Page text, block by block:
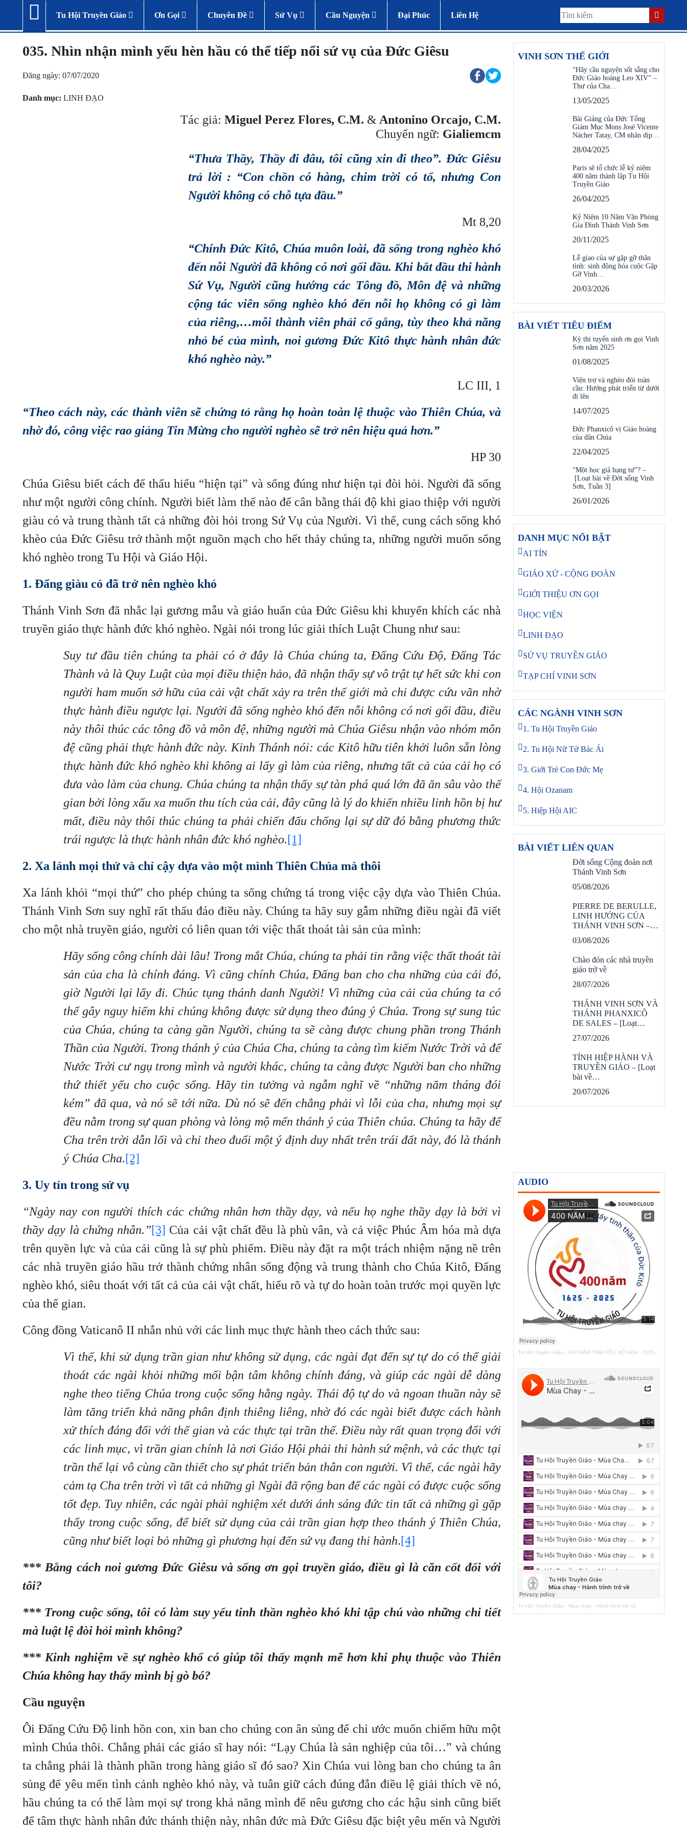
Tu Hội Truyền Giáo Ơn Gọi Chuyên Đề Sứ Vụ Cầu Nguyện Đại Phúc Liên Hệ
035. Nhìn nhận mình yếu hèn hầu có thể tiếp nối sứ vụ của Đức Giêsu
Đăng ngày: 07/07/2020
Danh mục: LINH ĐẠO
Tác giả: Miguel Perez Flores, C.M. & Antonino Orcajo, C.M.
Chuyển ngữ: Gialiemcm
“Thưa Thầy, Thầy đi đâu, tôi cũng xin đi theo”. Đức Giêsu
trả lời : “Con chồn có hàng, chim trời có tổ, nhưng Con
Người không có chỗ tựa đầu.”
Mt 8,20
“Chính Đức Kitô, Chúa muôn loài, đã sống trong nghèo khó
đến nỗi Người đã không có nơi gối đầu. Khi bắt đầu thi hành
Sứ Vụ, Người cũng hướng các Tông đồ, Môn đệ và những
cộng tác viên sống nghèo khó đến nỗi họ không có gì làm
của riêng,…mỗi thành viên phải cố gắng, tùy theo khả năng
nhỏ bé của mình, noi gương Đức Kitô thực hành nhân đức
khó nghèo này.”
LC III, 1
“Theo cách này, các thành viên sẽ chứng tỏ rằng họ hoàn toàn lệ thuộc vào Thiên Chúa, và
nhờ đó, công việc rao giảng Tin Mừng cho người nghèo sẽ trở nên hiệu quả hơn.”
HP 30
Chúa Giêsu biết cách để thấu hiểu “hiện tại” và sống đúng như hiện tại đòi hỏi. Người đã sống
như một người công chính. Người biết làm thế nào để cân bằng thái độ khi giao thiệp với người
giàu có và trung thành tất cả những đòi hỏi trong Sứ Vụ của Người. Vì thế, cung cách sống khó
khèo của Đức Giêsu trở thành một nguồn mạch cho hết thảy chúng ta, những người muốn sống
khó nghèo trong Tu Hội và Giáo Hội.
1. Đấng giàu có đã trở nên nghèo khó
Thánh Vinh Sơn đã nhắc lại gương mẫu và giáo huấn của Đức Giêsu khi khuyến khích các nhà
truyền giáo thực hành đức khó nghèo. Ngài nói trong lúc giải thích Luật Chung như sau:
Suy tư đầu tiên chúng ta phải có ở đây là Chúa chúng ta, Đấng Cứu Độ, Đấng Tác
Thành và là Quy Luật của mọi điều thiện hảo, đã nhận thấy sự vô trật tự hết sức khi con
người ham muốn sở hữu của cải vật chất xảy ra trên thế giới mà chỉ được cứu vãn nhờ
thực hành điều ngược lại. Người đã sống nghèo khó đến nỗi không có nơi gối đầu, điều
này thôi thúc các tông đồ và môn đệ, những người mà Chúa Giêsu nhận vào nhóm môn
đệ cũng phải thực hành đức này. Kinh Thánh nói: các Kitô hữu tiên khởi luôn sẵn lòng
thực hành đức khó nghèo khi không ai lấy gì làm của riêng, nhưng tất cả của cải họ có
đưa vào làm của chung. Chúa chúng ta nhận thấy sự tàn phá quá lớn đã ăn sâu vào thế
gian bởi lòng xấu xa muốn thu tích của cải, đây cũng là lý do khiến nhiều linh hồn bị hư
mất, điều này thôi thúc chúng ta phải chiến đấu chống lại sự dữ đó bằng phương thức
trái ngược là thực hành nhân đức khó nghèo.[1]
2. Xa lánh mọi thứ và chỉ cậy dựa vào một mình Thiên Chúa mà thôi
Xa lánh khỏi “mọi thứ” cho phép chúng ta sống chứng tá trong việc cậy dựa vào Thiên Chúa.
Thánh Vinh Sơn suy nghĩ rất thấu đáo điều này. Chúng ta hãy suy gẫm những điều ngài đã viết
cho một nhà truyền giáo, người có liên quan tới việc thất thoát tài sản của mình:
Hãy sống công chính dài lâu! Trong mắt Chúa, chúng ta phải tin rằng việc thất thoát tài
sản của cha là chính đáng. Vì cũng chính Chúa, Đấng ban cho cha những của cải đó,
giờ Người lại lấy đi. Chúc tụng thánh danh Người! Vì những của cải của chúng ta có
thể gây nguy hiểm khi chúng không được sử dụng theo đúng ý Chúa. Trong sự sung túc
của Chúa, chúng ta càng gần Người, chúng ta sẽ càng được chung phần trong Thánh
Thần của Người. Trong thánh ý của Chúa Cha, chúng ta càng tìm kiếm Nước Trời và để
Nước Trời cư ngụ trong mình và người khác, chúng ta càng được Người ban cho những
thứ thiết yếu cho cuộc sống. Hãy tin tưởng và ngẫm nghĩ về “những năm tháng đói
kém” đã qua, và nó sẽ tới nữa. Dù nó sẽ đến chẳng phải vì lỗi của cha, nhưng mọi sự
đều nằm trong sự quan phòng và lòng mộ mến thánh ý của Thiên chúa. Chúng ta hãy để
Cha trên trời dẫn lối và chỉ theo đuổi một ý định duy nhất trên trái đất này, đó là thánh
ý Chúa Cha.[2]
3. Uy tín trong sứ vụ
“Ngày nay con người thích các chứng nhân hơn thầy dạy, và nếu họ nghe thầy dạy là bởi vì
thầy dạy là chứng nhân.”[3] Của cải vật chất đều là phù vân, và cả việc Phúc Âm hóa mà dựa
trên quyền lực và của cải cũng là sự phù phiếm. Điều này đặt ra một trách nhiệm nặng nề trên
các nhà truyền giáo hầu trở thành chứng nhân sống động và trung thành cho Chúa Kitô, Đấng
nghèo khó, siêu thoát với tất cả của cải vật chất, hiểu rõ và tự do hoàn toàn trước mọi quyền lực
của thế gian.
Công đồng Vaticanô II nhắn nhủ với các linh mục thực hành theo cách thức sau:
Vì thế, khi sử dụng trần gian như không sử dụng, các ngài đạt đến sự tự do có thể giải
thoát các ngài khỏi những mối bận tâm không chính đáng, và giúp các ngài dễ dàng
nghe theo tiếng Chúa trong cuộc sống hằng ngày. Thái độ tự do và ngoan thuần này sẽ
làm tăng triển khả năng phân định thiêng liêng, nhờ đó các ngài biết được cách hành
xử thích đáng đối với thế gian và các thực tại trần thế. Điều này rất quan trọng đối với
các linh mục, vì trần gian chính là nơi Giáo Hội phải thi hành sứ mệnh, và các thực tại
trần thế lại vô cùng cần thiết cho sự phát triển bản thân con người. Vì thế, các ngài hãy
cảm tạ Cha trên trời vì tất cả những gì Ngài đã rộng ban để các ngài có được cuộc sống
tốt đẹp. Tuy nhiên, các ngài phải nghiệm xét dưới ánh sáng đức tin tất cả những gì gặp
thấy trong cuộc sống, để biết sử dụng của cải trần gian hợp theo thánh ý Thiên Chúa,
cũng như biết loại bỏ những gì phương hại đến sứ vụ đang thi hành.[4]
*** Bằng cách noi gương Đức Giêsu và sống ơn gọi truyền giáo, điều gì là căn cốt đối với
tôi?
*** Trong cuộc sống, tôi có làm suy yếu tinh thần nghèo khó khi tập chú vào những chi tiết
mà luật lệ đòi hỏi mình không?
*** Kinh nghiệm về sự nghèo khổ có giúp tôi thấy mạnh mẽ hơn khi phụ thuộc vào Thiên
Chúa không hay thấy mình bị gò bó?
Cầu nguyện
Ôi Đấng Cứu Độ linh hồn con, xin ban cho chúng con ân sủng để chỉ ước muốn chiếm hữu một
mình Chúa thôi. Chẳng phải các giáo sĩ hay nói: “Lạy Chúa là sản nghiệp của tôi…” và chúng
ta chẳng phải là thành phần trong hàng giáo sĩ đó sao? Xin Chúa vui lòng ban cho chúng ta ân
sủng để yêu mến tình cảnh nghèo khó này, và tuân giữ cách đúng đắn điều lệ giải thích về nó,
hầu chúng ta có thể làm mọi sự trong khả năng mình để nêu gương cho các hậu sinh cũng biết
để tâm thực hành nhân đức thánh thiện này, nhân đức mà Đức Giêsu đặc biệt yêu mến và Người
VINH SƠN THẾ GIỚI
“Hãy cầu nguyện sốt sắng cho
Đức Giáo hoàng Leo XIV” –
Thư của Cha…
13/05/2025
Bài Giảng của Đức Tổng
Giám Mục Mons José Vicente
Nácher Tatay, CM nhân dịp…
28/04/2025
Paris sẽ tổ chức lễ kỷ niệm
400 năm thành lập Tu Hội
Truyền Giáo
26/04/2025
Kỷ Niệm 10 Năm Văn Phòng
Gia Đình Thánh Vinh Sơn
20/11/2025
Lễ giao của sự gặp gỡ thân
tình: sinh động hóa cuộc Gặp
Gỡ Vinh…
20/03/2026
BÀI VIẾT TIÊU ĐIỂM
Kỳ thi tuyển sinh ơn gọi Vinh
Sơn năm 2025
01/08/2025
Viện trợ và nghèo đói toàn
cầu: Hướng phát triển từ dưới
đi lên
14/07/2025
Đức Phanxicô vị Giáo hoàng
của dân Chúa
22/04/2025
“Một học giả hạng tư”? –
[Loạt bài về Đời sống Vinh
Sơn, Tuần 3]
26/01/2026
DANH MỤC NỔI BẬT
AI TÍN
GIÁO XỨ - CỘNG ĐOÀN
GIỚI THIỆU ƠN GỌI
HỌC VIỆN
LINH ĐẠO
SỨ VỤ TRUYỀN GIÁO
TẠP CHÍ VINH SƠN
CÁC NGÀNH VINH SƠN
1. Tu Hội Truyền Giáo
2. Tu Hội Nữ Tử Bác Ái
3. Giới Trẻ Con Đức Mẹ
4. Hội Ozanam
5. Hiệp Hội AIC
BÀI VIẾT LIÊN QUAN
Đời sống Cộng đoàn nơi
Thánh Vinh Sơn
05/08/2026
PIERRE DE BERULLE,
LINH HƯỚNG CỦA
THÁNH VINH SƠN –…
03/08/2026
Chào đón các nhà truyền
giáo trở về
28/07/2026
THÁNH VINH SƠN VÀ
THÁNH PHANXICÔ
DE SALES – [Loạt…
27/07/2026
TÍNH HIỆP HÀNH VÀ
TRUYỀN GIÁO – [Loạt
bài về…
20/07/2026
AUDIO
Tu Hội Truyền Giáo · 400 NĂM TÌNH YÊU NỞ HOA - SƠN TÚI ĐỎ
Tu Hội Truyền Giáo · Mùa chay - Hành trình trở về